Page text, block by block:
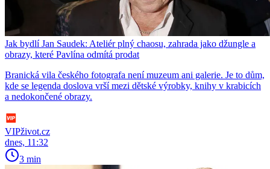
Jak bydlí Jan Saudek: Ateliér plný chaosu, zahrada jako džungle a
obrazy, které Pavlína odmítá prodat
Branická vila českého fotografa není muzeum ani galerie. Je to dům,
kde se legenda doslova vrší mezi dětské výrobky, knihy v krabicích
a nedokončené obrazy.
VIPživot.cz
dnes, 11:32
3 min